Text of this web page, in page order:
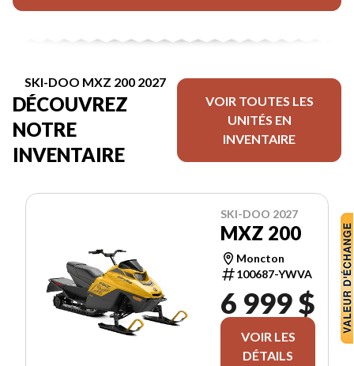
SKI-DOO MXZ 200 2027
DÉCOUVREZ
NOTRE
INVENTAIRE
VOIR TOUTES LES
UNITÉS EN
INVENTAIRE
SKI-DOO 2027
MXZ 200
Moncton
100687-YWVA
6 999 $
VOIR LES
DÉTAILS